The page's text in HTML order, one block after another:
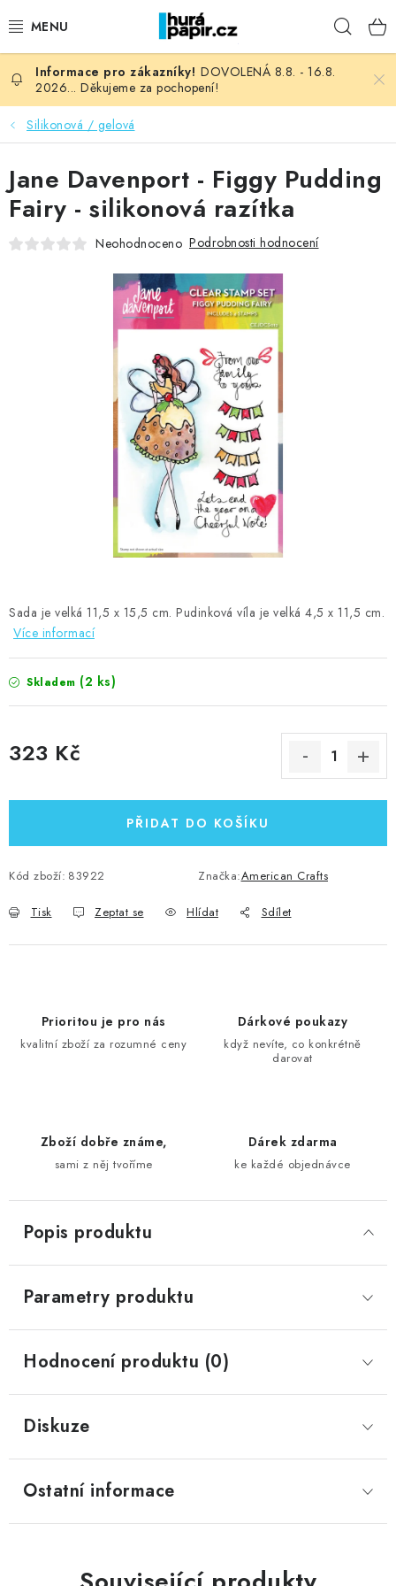
na
NOVINKY
HURÁ DÍLNA
VŠECHNO ZBOŽÍ
KNIHAŘSKÝ MATERIÁL
MOJE OBJEDNÁVKA
Kontakty Moje objednávka
Oblíbené ♥️
Obchodní podmínky
Podmínky ochrany osobních údajů
Ověřování recenzí
DOVOLENÁ 8.8. - 16.8.
2026... Děkujeme za pochopení!
Silikonová / gelová
Sada je velká 11,5 x 15,5 cm. Pudinková víla je velká 4,5 x 11,5 cm.
Více informací
Skladem (2 ks)
323 Kč
PŘIDAT DO KOŠÍKU
Kód zboží: 83922 Značka:American Crafts
Tisk Zeptat se Hlídat Sdílet
Jane Davenport - Figgy Pudding
Fairy - silikonová razítka
Neohodnoceno Podrobnosti hodnocení
Prioritou je pro nás
kvalitní zboží za rozumné ceny
Dárkové poukazy
když nevíte, co konkrétně
darovat
Zboží dobře známe,
sami z něj tvoříme
Dárek zdarma
ke každé objednávce
Popis produktu
Parametry produktu
Hodnocení produktu (0)
Diskuze
Ostatní informace